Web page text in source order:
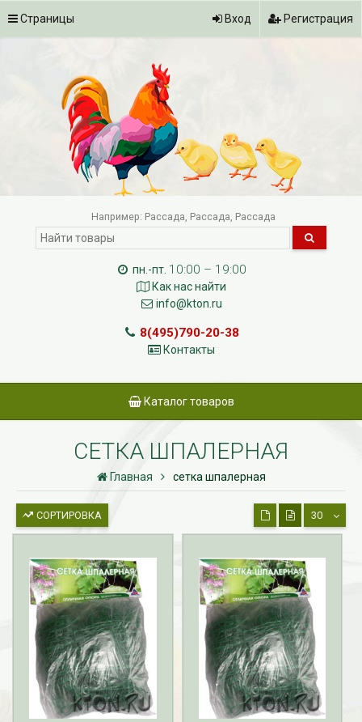
Страницы Вход Регистрация
Например: Рассада Рассада Рассада
пн.-пт. 10:00 – 19:00
Как нас найти
info@kton.ru
8(495)790-20-38
Контакты
Каталог товаров
СЕТКА ШПАЛЕРНАЯ
Главная сетка шпалерная
СОРТИРОВКА 30